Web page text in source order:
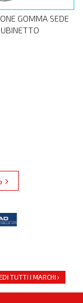
GOMMA SEDE
TUTTI I MARCHI